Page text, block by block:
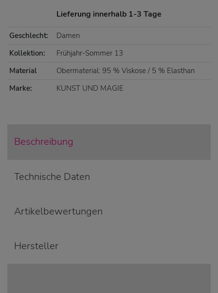
Lieferung innerhalb 1-3 Tage
Geschlecht:
Damen
Kollektion:
Frühjahr-Sommer 13
Material
Obermaterial: 95 % Viskose / 5 % Elasthan
Marke:
KUNST UND MAGIE
Beschreibung
Technische Daten
Artikelbewertungen
Hersteller